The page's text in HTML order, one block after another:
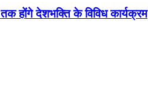
होंगे देशभक्ति के विविध कार्यक्रम